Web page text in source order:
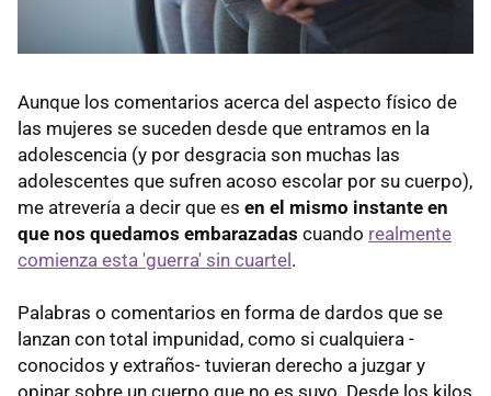
Aunque los comentarios acerca del aspecto físico de
las mujeres se suceden desde que entramos en la
adolescencia (y por desgracia son muchas las
adolescentes que sufren acoso escolar por su cuerpo),
me atrevería a decir que es en el mismo instante en
que nos quedamos embarazadas cuando realmente
comienza esta 'guerra' sin cuartel .
Palabras o comentarios en forma de dardos que se
lanzan con total impunidad, como si cualquiera -
conocidos y extraños- tuvieran derecho a juzgar y